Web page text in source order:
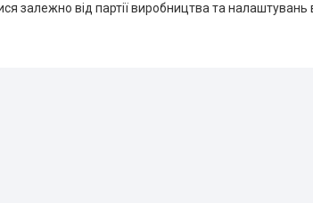
залежно від партії виробництва та налаштувань